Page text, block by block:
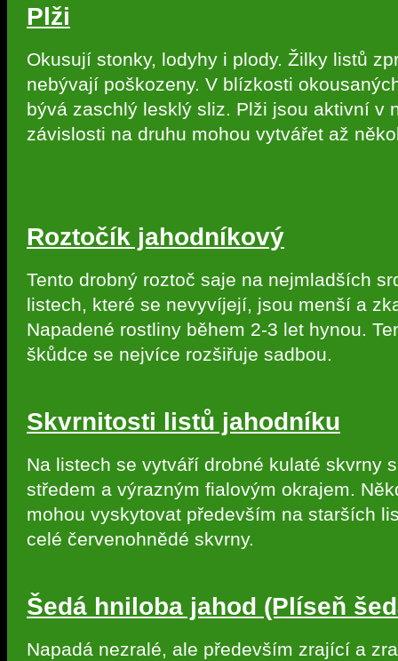
Plži
Okusují stonky, lodyhy i plody. Žilky listů
nebývají poškozeny. V blízkosti
bývá zaschlý lesklý sliz. Plži jsou aktivní v
závislosti na druhu mohou vytvářet až
Roztočík jahodníkový
Tento drobný roztoč saje na nejmladších
listech, které se nevyvíjejí, jsou menší a
Napadené rostliny během 2-3 let hynou.
škůdce se nejvíce rozšiřuje sadbou.
Skvrnitosti listů jahodníku
Na listech se vytváří drobné kulaté skvrny
středem a výrazným fialovým okrajem.
mohou vyskytovat především na starších
celé červenohnědé skvrny.
Šedá hniloba jahod (Plíseň
Napadá nezralé, ale především zrající a